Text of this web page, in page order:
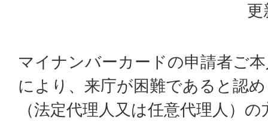
更
マイナンバーカードの申請者ご
により、来庁が困難であると認
（法定代理人又は任意代理人）